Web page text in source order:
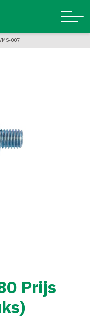
007
Prijs